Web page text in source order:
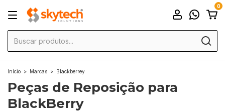
0
Início > Marcas > Blackberrey
Peças de Reposição para
BlackBerry